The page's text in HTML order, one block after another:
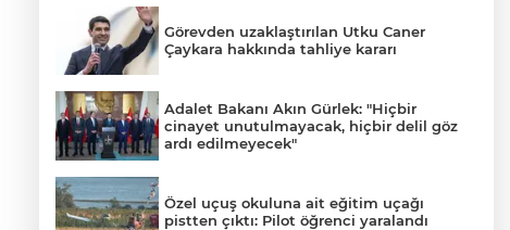
Görevden uzaklaştırılan Utku Caner
Çaykara hakkında tahliye kararı
Adalet Bakanı Akın Gürlek: "Hiçbir
cinayet unutulmayacak, hiçbir delil göz
ardı edilmeyecek"
Özel uçuş okuluna ait eğitim uçağı
pistten çıktı: Pilot öğrenci yaralandı